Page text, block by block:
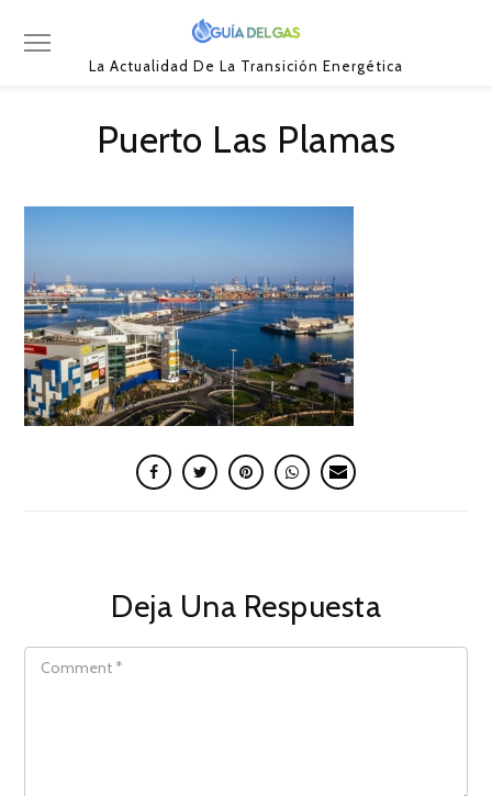
La Actualidad De La Transición Energética
Puerto Las Plamas
Deja Una Respuesta
COMMENT